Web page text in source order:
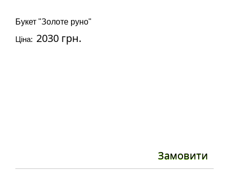
Букет "Золоте руно"
Ціна: 2030 грн.
Замовити